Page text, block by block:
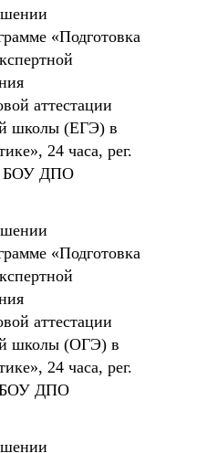
«Подготовка
аттестации
школы (ЕГЭ) в
24 часа, рег.
БОУ ДПО
«Подготовка
аттестации
школы (ОГЭ) в
24 часа, рег.
БОУ ДПО